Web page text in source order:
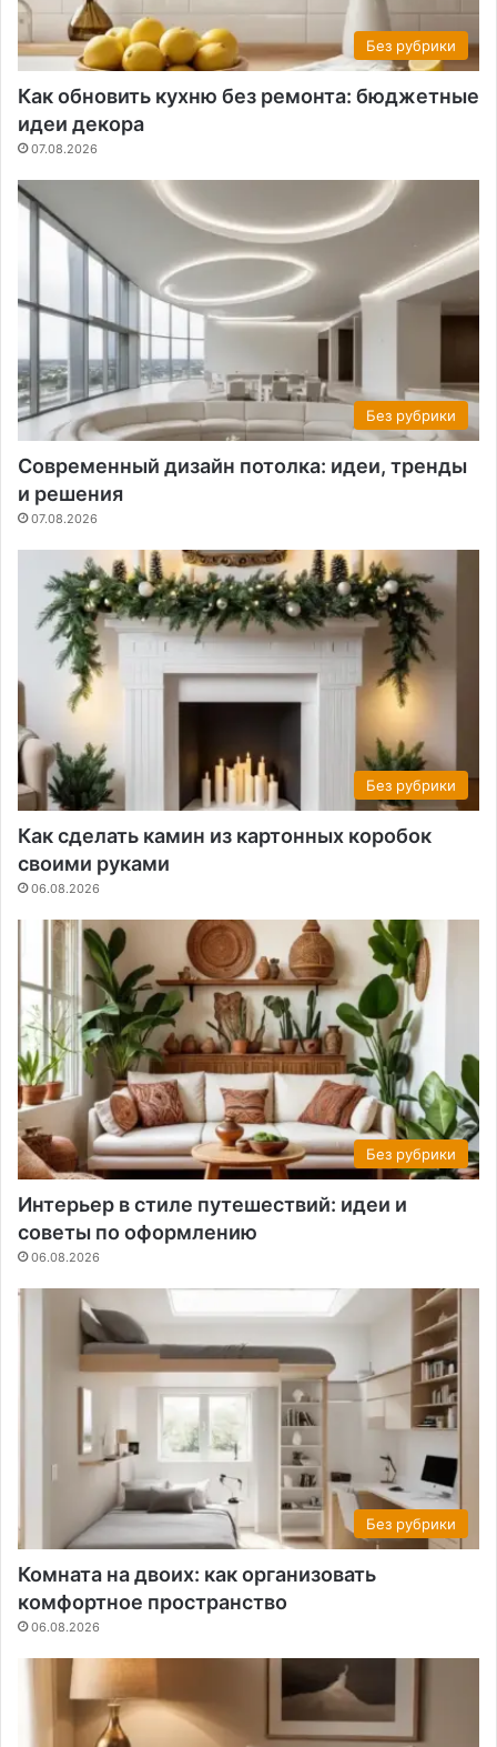
Без рубрики
Как обновить кухню без ремонта: бюджетные
идеи декора
07.08.2026
Без рубрики
Современный дизайн потолка: идеи, тренды
и решения
07.08.2026
Без рубрики
Как сделать камин из картонных коробок
своими руками
06.08.2026
Без рубрики
Интерьер в стиле путешествий: идеи и
советы по оформлению
06.08.2026
Без рубрики
Комната на двоих: как организовать
комфортное пространство
06.08.2026